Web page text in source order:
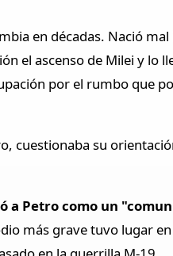
en décadas. Nació
el ascenso de Milei y lo
por el rumbo que
cuestionaba su
a Petro como un
más grave tuvo lugar